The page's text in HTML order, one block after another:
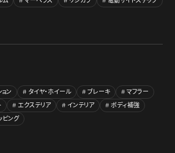
ン タイヤ・ホイール ブレーキ
マフラー
エクステリア インテリア
ボディ補強
ピング